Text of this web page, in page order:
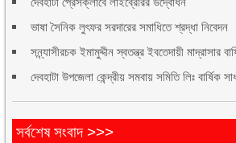
ভাষা সৈনিক লুৎফর সরদারের সমাধিতে শ্রদ্ধা নিবেদন
সন্ন্যাসীরচক ইমামুদ্দীন স্বতন্ত্র ইবতেদায়ী মাদ্রাসার
দেবহাটা উপজেলা কেন্দ্রীয় সমবায় সমিতি লিঃ বার্ষিক
সর্বশেষ সংবাদ >>>